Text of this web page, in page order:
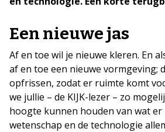
Een nieuwe jas
Af en toe wil je nieuwe kleren. En
af en toe een nieuwe vormgeving;
opfrissen, zodat er ruimte komt
we jullie – de KIJK-lezer – zo
hoogte kunnen houden van wat er
wetenschap en de technologie